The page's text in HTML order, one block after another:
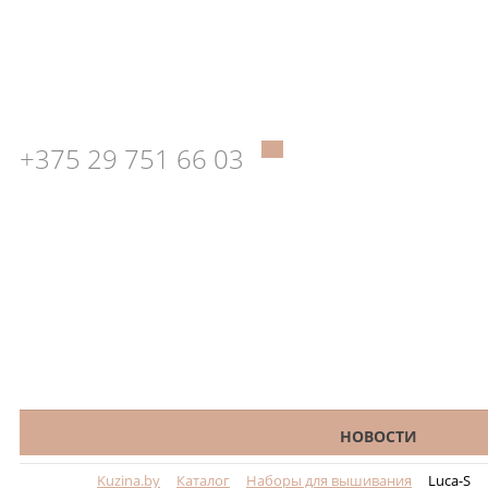
+375 29 751 66 03
НОВОСТИ
Kuzina.by Каталог Наборы для вышивания Luca-S